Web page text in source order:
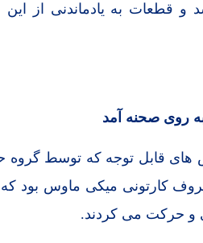
و قطعات به یادماندنی از
روی صحنه آمد
های قابل توجه که توسط
کارتونی میکی ماوس بود که
و حرکت می کردند.